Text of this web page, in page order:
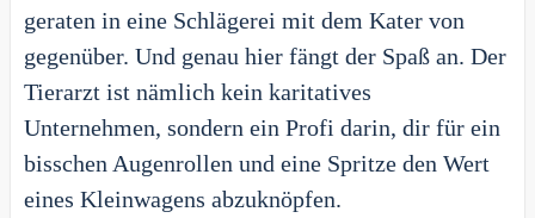
geraten in eine Schlägerei mit dem Kater von
gegenüber. Und genau hier fängt der Spaß an. Der
Tierarzt ist nämlich kein karitatives
Unternehmen, sondern ein Profi darin, dir für ein
bisschen Augenrollen und eine Spritze den Wert
eines Kleinwagens abzuknöpfen.